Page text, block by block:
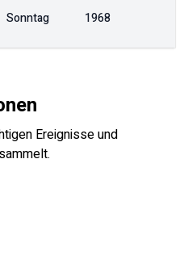
Sonntag 1968
Ereignisse und